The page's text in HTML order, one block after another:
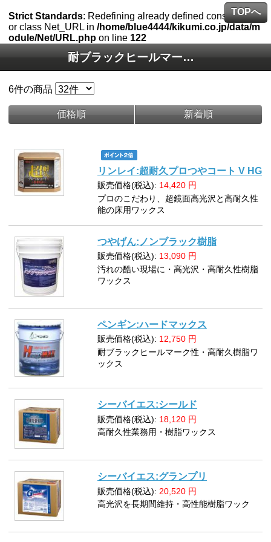
Strict Standards: Redefining already defined constructor f
or class Net_URL in/home/blue4444/kikumi.co.jp/data/m
odule/Net/URL.php on line 122
耐ブラックヒールマーク性
6件の商品
価格順 新着順
リンレイ:超耐久プロつやコート V HG
販売価格(税込): 14,420 円
プロのこだわり、超鏡面高光沢と高耐久性
能の床用ワックス
つやげん:ノンブラック樹脂
販売価格(税込): 13,090 円
汚れの酷い現場に・高光沢・高耐久性樹脂
ワックス
ペンギン:ハードマックス
販売価格(税込): 12,750 円
耐ブラックヒールマーク性・高耐久樹脂ワ
ックス
シーバイエス:シールド
販売価格(税込): 18,120 円
高耐久性業務用・樹脂ワックス
シーバイエス:グランプリ
販売価格(税込): 20,520 円
高光沢を長期間維持・高性能樹脂ワック
TOPへ